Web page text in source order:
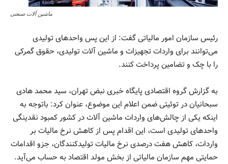
ماشین آلات صنعتی
رئیس سازمان امور مالیاتی گفت: از این پس واحدهای تولیدی
می‌توانند برای واردات تجهیزات و ماشین آلات تولیدی، حقوق گمرکی
را با چک و تضامین پرداخت کنند.
به گزارش گروه اقتصادی پایگاه خبری نبض تهران، سید محمد هادی
سبحانیان در توئیتی ضمن اعلام این موضوع، عنوان کرد: باتوجه به
اینکه یکی از چالش‌های واردات ماشین آلات در کشور کمبود نقدینگی
واحدهای تولیدی است، این اقدام پس از کاهش نرخ مالیات بر
واردات، کاهش هفت درصدی نرخ مالیات تولیدکنندگان، جزو اقدامات
حمایتی مهم سازمان مالیاتی از بخش مولد اقتصاد به حساب می‌آید.